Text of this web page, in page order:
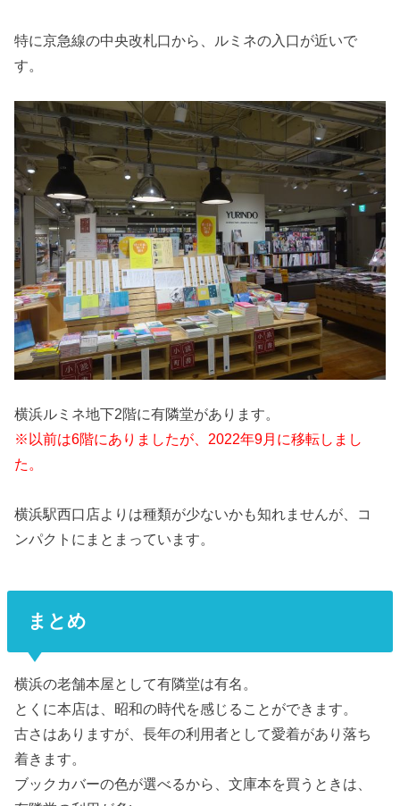
特に京急線の中央改札口から、ルミネの入口が近いで
す。
横浜ルミネ地下2階に有隣堂があります。
※以前は6階にありましたが、2022年9月に移転しまし
た。
横浜駅西口店よりは種類が少ないかも知れませんが、コ
ンパクトにまとまっています。
まとめ
横浜の老舗本屋として有隣堂は有名。
とくに本店は、昭和の時代を感じることができます。
古さはありますが、長年の利用者として愛着があり落ち
着きます。
ブックカバーの色が選べるから、文庫本を買うときは、